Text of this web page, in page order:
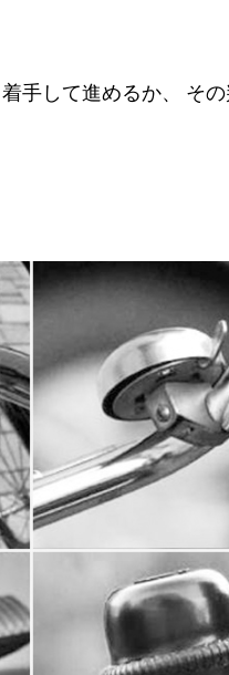
手して進めるか、 そ